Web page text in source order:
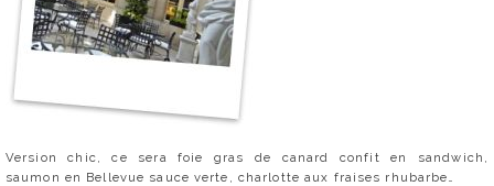
Version chic, ce sera foie gras de canard confit en sandwich,
saumon en Bellevue sauce verte, charlotte aux fraises rhubarbe…